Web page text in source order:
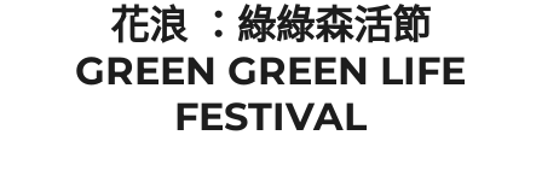
花浪 ：綠綠森活節
GREEN GREEN LIFE
FESTIVAL